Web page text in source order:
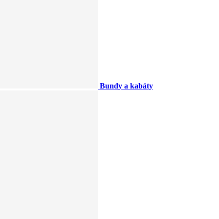
Bundy a kabáty